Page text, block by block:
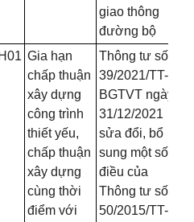
giao thông
đường bộ
Gia hạn
chấp thuận
xây dựng
công trình
thiết yếu,
chấp thuận
xây dựng
cùng thời
điểm với
Thông tư số
39/2021/TT-
BGTVT ngày
31/12/2021
sửa đổi, bổ
sung một số
điều của
Thông tư số
50/2015/TT-